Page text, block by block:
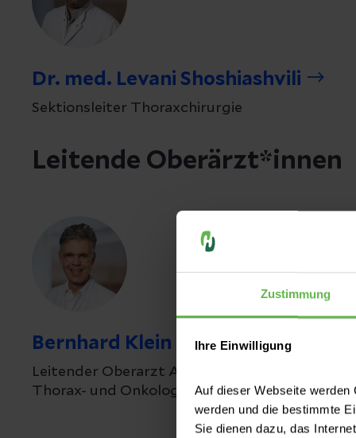
Zustimmung
Ihre Einwilligung
Auf dieser Webseite
werden und die bestimmte
Sie dienen dazu, das
Dr. med. Levani Shoshiashvili
Sektionsleiter Thoraxchirurgie
Leitende Oberärzt*innen
Bernhard Klein
Leitender Oberarzt Allgemein-, Viszeral-,
Thorax- und Onkologische Chirurgie